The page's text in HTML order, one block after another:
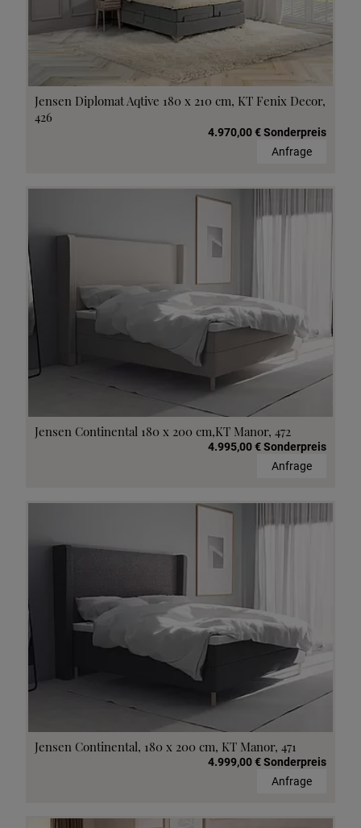
Jensen Diplomat Aqtive 180 x 210 cm, KT Fenix Decor,
426
4.970,00 € Sonderpreis
Anfrage
Jensen Continental 180 x 200 cm,KT Manor, 472
4.995,00 € Sonderpreis
Anfrage
Jensen Continental, 180 x 200 cm, KT Manor, 471
4.999,00 € Sonderpreis
Anfrage